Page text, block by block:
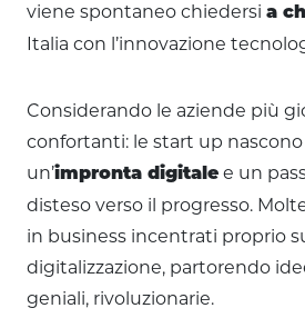
viene spontaneo chiedersi a
Italia con l’innovazione
Considerando le aziende più
confortanti: le start up
un’impronta digitale e un
disteso verso il progresso.
in business incentrati proprio
digitalizzazione, partorendo
geniali, rivoluzionarie.